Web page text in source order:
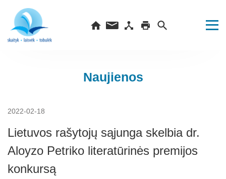
Naujienos
2022-02-18
Lietuvos rašytojų sąjunga skelbia dr.
Aloyzo Petriko literatūrinės premijos
konkursą